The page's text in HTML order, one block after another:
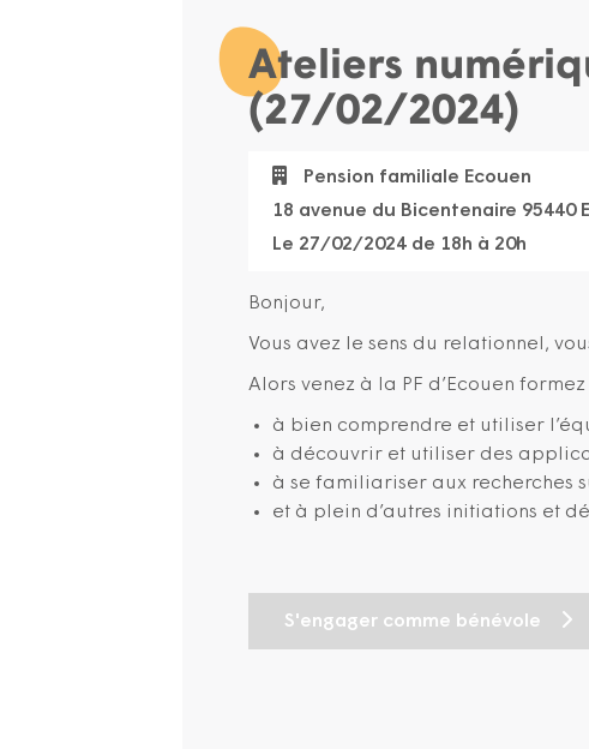
Ateliers
(27/02/2024)
Pension familiale Ecouen
18 avenue du Bicentenaire 95440
Le 27/02/2024 de 18h à 20h
Bonjour,
Vous avez le sens du relationnel,
Alors venez à la PF d’Ecouen
à bien comprendre et utiliser
à découvrir et utiliser des
à se familiariser aux recherches
et à plein d’autres initiations et
S'engager comme bénévole